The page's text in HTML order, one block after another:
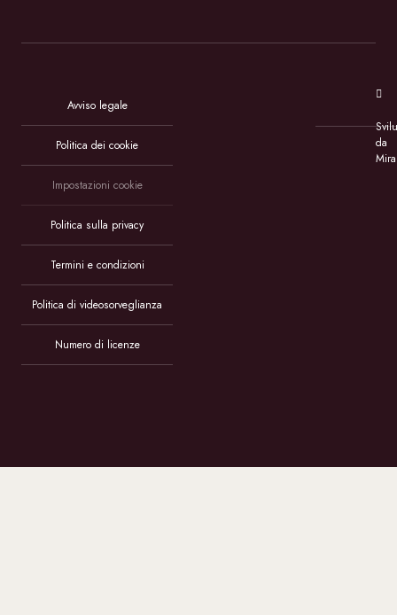
Avviso legale
Politica dei cookie
Impostazioni cookie
Politica sulla privacy
Termini e condizioni
Politica di videosorveglianza
Numero di licenze
da